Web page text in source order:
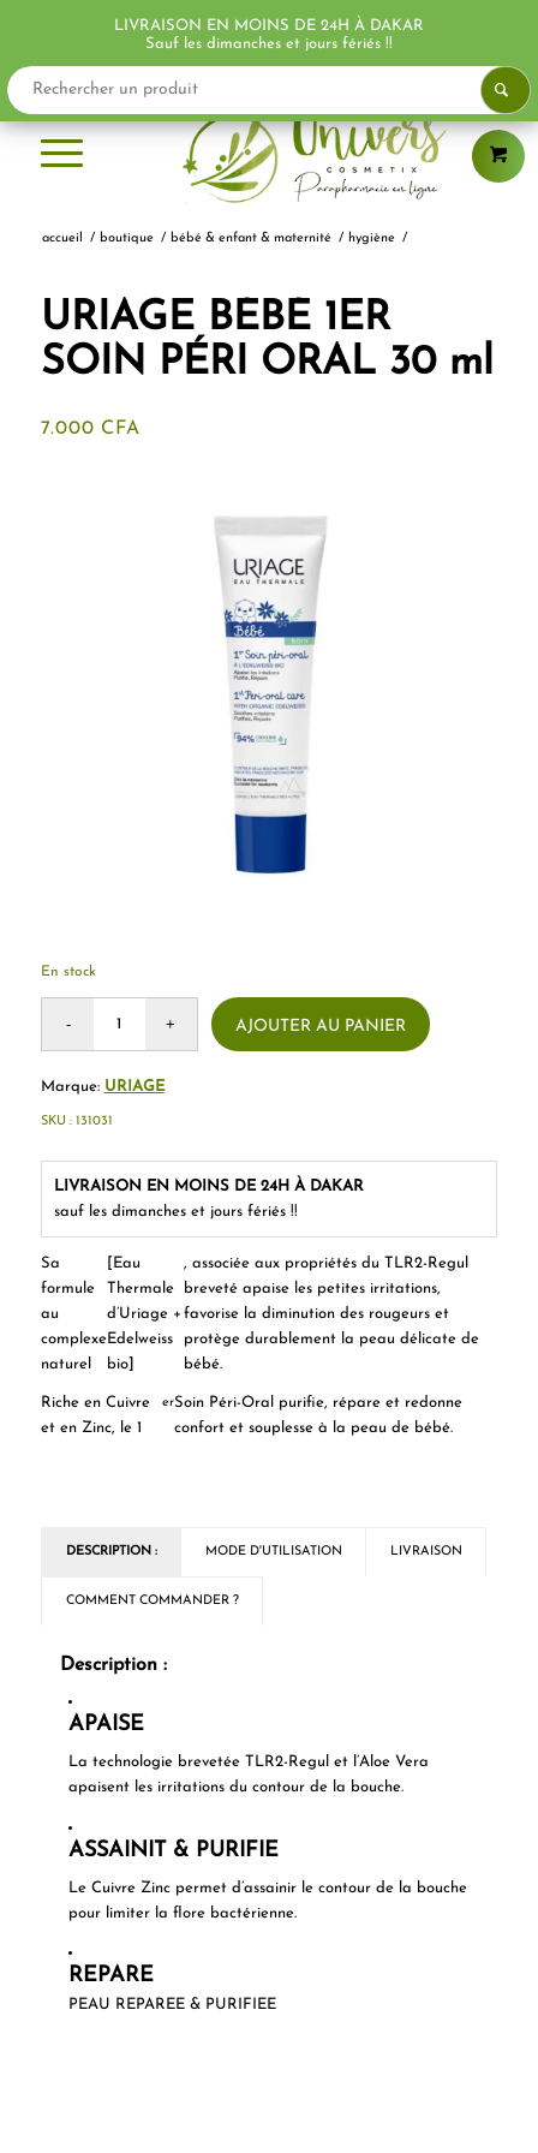
accueil / boutique / bébé & enfant & maternité / hygiène /
URIAGE BÉBÉ 1ER
SOIN PÉRI ORAL 30 ml
7.000 CFA
Sa
formule
au
complexe
naturel
[Eau
Thermale
d’Uriage +
Edelweiss
bio]
, associée aux propriétés du TLR2-Regul
breveté apaise les petites irritations,
favorise la diminution des rougeurs et
protège durablement la peau délicate de
bébé.
Riche en Cuivre
et en Zinc, le 1
erSoin Péri-Oral purifie, répare et redonne
confort et souplesse à la peau de bébé.
En stock
AJOUTER AU PANIER
Marque: URIAGE
LIVRAISON EN MOINS DE 24H À DAKAR
sauf les dimanches et jours fériés !!
SKU : 131031
DESCRIPTION : MODE D'UTILISATION LIVRAISON
COMMENT COMMANDER ?
Description :
APAISE
La technologie brevetée TLR2-Regul et l’Aloe Vera
apaisent les irritations du contour de la bouche.
ASSAINIT & PURIFIE
Le Cuivre Zinc permet d’assainir le contour de la bouche
pour limiter la flore bactérienne.
REPARE
PEAU REPAREE & PURIFIEE
LIVRAISON EN MOINS DE 24H À DAKAR
Sauf les dimanches et jours fériés !!